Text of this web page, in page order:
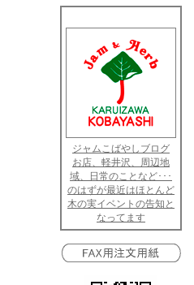
ジャムこばやしブログ
お店、軽井沢、周辺地
域、日常のことなど･･･
のはずが最近はほとんど
木の実イベントの告知と
なってます